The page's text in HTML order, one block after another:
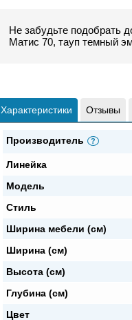
Не забудьте подобрать
Матис 70, тауп темный
Характеристики Отзывы
Производитель ?
Линейка
Модель
Стиль
Ширина мебели (см)
Ширина (см)
Высота (см)
Глубина (см)
Цвет